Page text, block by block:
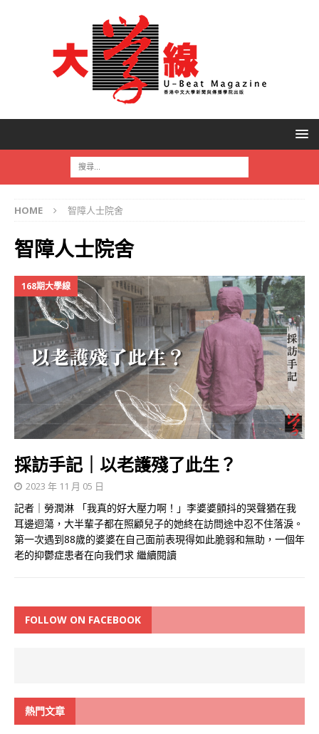
HOME 智障人士院舍
智障人士院舍
168期大學線
採訪手記｜以老護殘了此生？
2023 年 11 月 05 日
記者｜勞潤淋 「我真的好大壓力啊！」李婆婆顫抖的哭聲猶在我
耳邊迴蕩，大半輩子都在照顧兒子的她終在訪問途中忍不住落淚。
第一次遇到88歲的婆婆在自己面前表現得如此脆弱和無助，一個年
老的抑鬱症患者在向我們求 繼續閱讀
FOLLOW ON FACEBOOK
熱門文章